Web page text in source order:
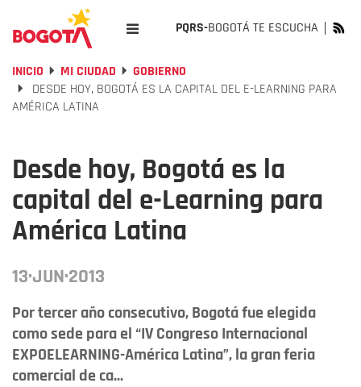
PQRS-BOGOTÁ TE ESCUCHA
INICIO MI CIUDAD
GOBIERNO
DESDE HOY, BOGOTÁ ES LA CAPITAL DEL E-LEARNING PARA
AMÉRICA LATINA
Desde hoy, Bogotá es la
capital del e-Learning para
América Latina
13·JUN·2013
Por tercer año consecutivo, Bogotá fue elegida
como sede para el “IV Congreso Internacional
EXPOELEARNING-América Latina”, la gran feria
comercial de ca...